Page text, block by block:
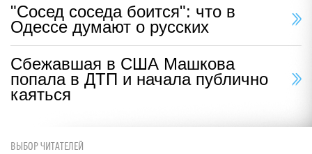
"Сосед соседа боится": что в
Одессе думают о русских
Сбежавшая в США Машкова
попала в ДТП и начала публично
каяться
ВЫБОР ЧИТАТЕЛЕЙ